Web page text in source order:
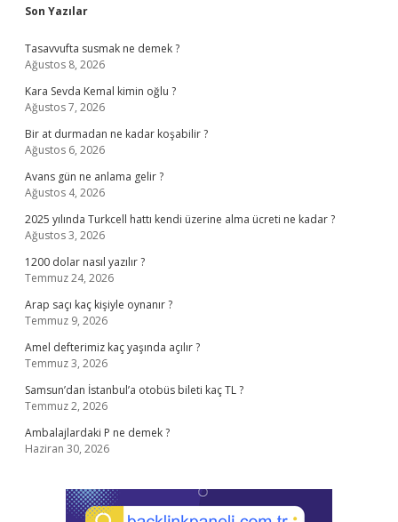
Sidebar
Son Yazılar
Tasavvufta susmak ne demek ?
Ağustos 8, 2026
Kara Sevda Kemal kimin oğlu ?
Ağustos 7, 2026
Bir at durmadan ne kadar koşabilir ?
Ağustos 6, 2026
Avans gün ne anlama gelir ?
Ağustos 4, 2026
2025 yılında Turkcell hattı kendi üzerine alma ücreti ne kadar ?
Ağustos 3, 2026
1200 dolar nasıl yazılır ?
Temmuz 24, 2026
Arap saçı kaç kişiyle oynanır ?
Temmuz 9, 2026
Amel defterimiz kaç yaşında açılır ?
Temmuz 3, 2026
Samsun’dan İstanbul’a otobüs bileti kaç TL ?
Temmuz 2, 2026
Ambalajlardaki P ne demek ?
Haziran 30, 2026